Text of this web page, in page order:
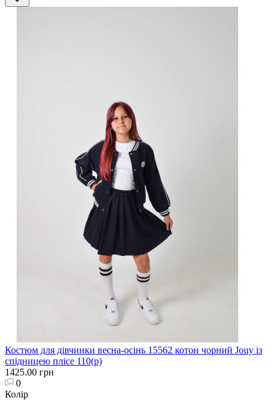
Костюм для дівчинки весна-осінь 15562 котон чорний Jouy із
спідницею плісе 110(р)
1425.00 грн
0
Колір